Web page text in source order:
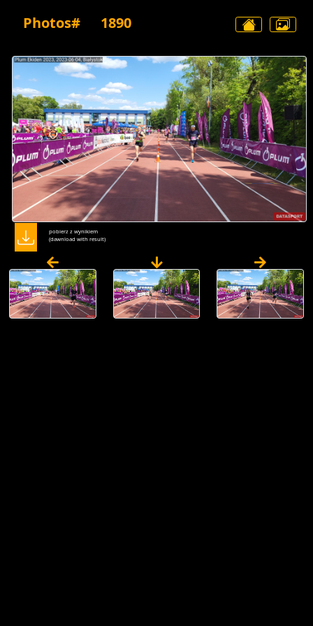
Photos# 1890
pobierz z wynikiem
(dawnload with result)